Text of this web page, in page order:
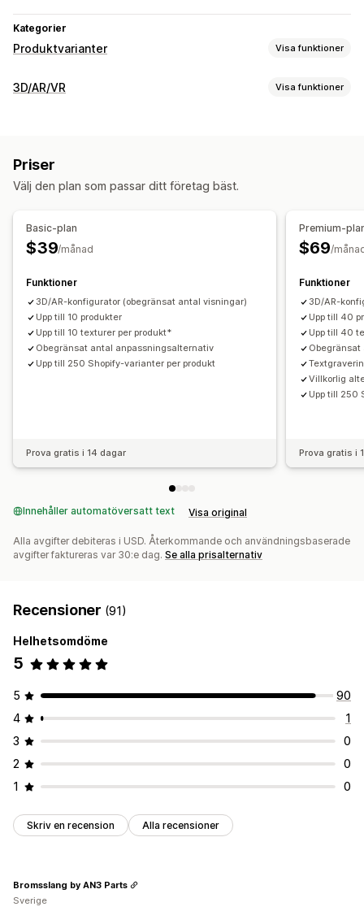
Kategorier
Produktvarianter Visa funktioner
Anpassning
Priser
Villkorlig prissättning
Anpassad prissättning
Tilläggsavgifter för varianter
Lager
Automatiska uppdateringar
3D/AR/VR Visa funktioner
Priser
Välj den plan som passar ditt företag bäst.
Basic-plan
$39/månad
Funktioner
3D/AR-konfigurator (obegränsat antal visningar)
Upp till 10 produkter
Upp till 10 texturer per produkt*
Obegränsat antal anpassningsalternativ
Upp till 250 Shopify-varianter per produkt
Prova gratis i 14 dagar
Premium-
$69/
Funktioner
3D/AR-
Upp till 40
Upp till 40
Villkorlig
Upp till 250
Prova gratis i
Innehåller automatöversatt text Visa original
Alla avgifter debiteras i USD. Återkommande och användningsbaserade
avgifter faktureras var 30:e dag. Se alla prisalternativ
Recensioner (91)
Helhetsomdöme
5
5
90
4
1
3
0
2
0
1
0
Skriv en recension Alla recensioner
Bromsslang by AN3 Parts
Sverige